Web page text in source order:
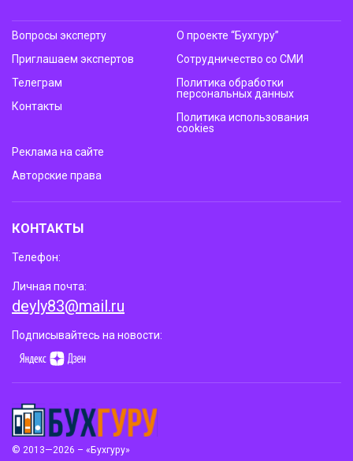
© 2013—2026 – «Бухгуру»
Вопросы эксперту
Приглашаем экспертов
Телеграм
Контакты
О проекте “Бухгуру”
Сотрудничество со СМИ
Политика обработки
персональных данных
Политика использования
cookies
Реклама на сайте
Авторские права
КОНТАКТЫ
Телефон:
Личная почта:
deyly83@mail.ru
Подписывайтесь на новости: